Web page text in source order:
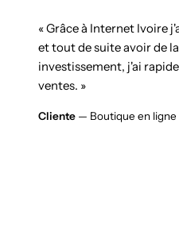
« Grâce à Internet Ivoire
et tout de suite avoir de
investissement, j'ai
ventes. »
Cliente — Boutique en ligne